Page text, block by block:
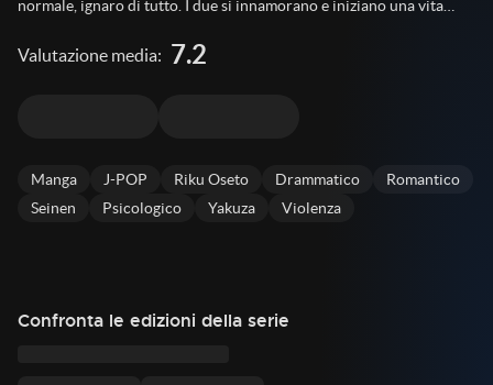
normale, ignaro di tutto. I due si innamorano e iniziano una vita
così rapisce Ao con l’obiettivo di ucciderlo. Per salvare il suo
amato, Nezumi propone un compromesso a rischio della sua stessa
Valutazione media: 7.2
Manga J-POP Riku Oseto Drammatico
Romantico
Seinen
Psicologico Yakuza Violenza
Confronta le edizioni della serie